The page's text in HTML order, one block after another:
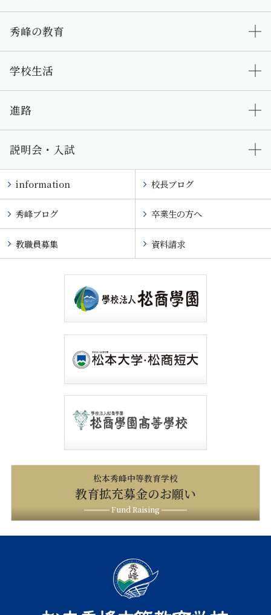
秀峰の教育
学校生活
進路
説明会・入試
information 校長ブログ
秀峰ブログ 卒業生の方へ
教職員募集 資料請求
松本秀峰中等教育学校
教育拡充募金のお願い
Fund Raising